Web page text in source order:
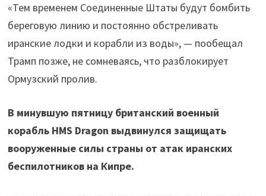
«Тем временем Соединенные Штаты будут бомбить
береговую линию и постоянно обстреливать
иранские лодки и корабли из воды», — пообещал
Трамп позже, не сомневаясь, что разблокирует
Ормузский пролив.
В минувшую пятницу британский военный
корабль HMS Dragon выдвинулся защищать
вооруженные силы страны от атак иранских
беспилотников на Кипре.